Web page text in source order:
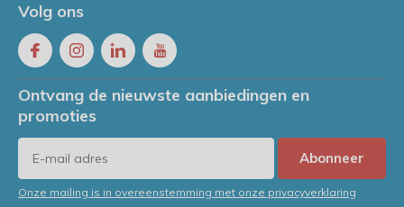
Volg ons
Ontvang de nieuwste aanbiedingen en
promoties
Abonneer
Onze mailing is in overeenstemming met onze privacyverklaring